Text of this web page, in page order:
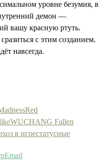
уровне безумия, в
демон —
вашу красную ртуть.
с этим созданием.
навсегда.
Red
WUCHANG Fallen
в игрестатусные
Email